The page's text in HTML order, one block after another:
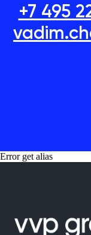
+7 495
Error get alias